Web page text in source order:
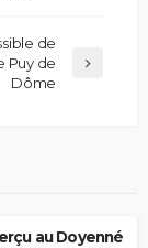
de
Puy de
Dôme
au Doyenné